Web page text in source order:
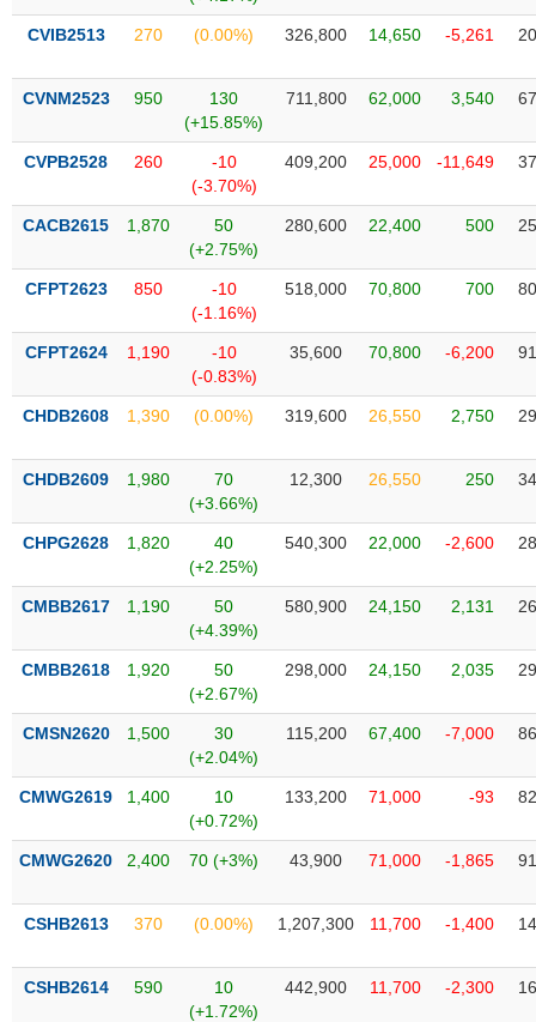
phiếu
chi
Tổng
Giao
Tài
Phân
kỹ
Hồ
doanh
nghiệp
Tin
tức
kiện
liệu
Tâm
lý
CVIB2513 270 (0.00%) 326,800 14,650 -5,261
CVNM2523 950
130
(+15.85%)
711,800 62,000 3,540
CVPB2528 260
-10
(-3.70%)
409,200 25,000 -11,649
CACB2615 1,870
50
(+2.75%)
280,600 22,400 500
CFPT2623 850
-10
(-1.16%)
518,000 70,800 700
CFPT2624 1,190
-10
(-0.83%)
35,600 70,800 -6,200
CHDB2608 1,390 (0.00%) 319,600 26,550 2,750
CHDB2609 1,980
70
(+3.66%)
12,300 26,550 250
CHPG2628 1,820
40
(+2.25%)
540,300 22,000 -2,600
CMBB2617 1,190
50
(+4.39%)
580,900 24,150 2,131
CMBB2618 1,920
50
(+2.67%)
298,000 24,150 2,035
CMSN2620 1,500
30
(+2.04%)
115,200 67,400 -7,000
CMWG2619 1,400
10
(+0.72%)
133,200 71,000 -93
CMWG2620 2,400 70 (+3%) 43,900 71,000 -1,865
CSHB2613 370 (0.00%) 1,207,300 11,700 -1,400
CSHB2614 590
10
(+1.72%)
442,900 11,700 -2,300
SECTOR
NGUYÊN
LIỆU
TIÊU
KHÔNG
YẾU
TIÊU
DÙNG